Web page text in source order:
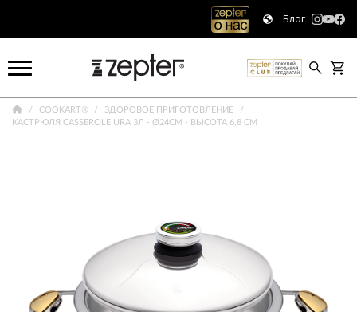
Блог
COOKART®
ЗДОРОВОЕ ПРИГОТОВЛЕНИЕ
КАСТРЮЛЯ CASSEROLE URA 3Л - Ø24СМ - ВЫСОТА 6,8 СМ